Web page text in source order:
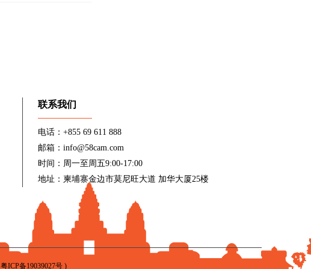
联系我们
电话：+855 69 611 888
邮箱：info@58cam.com
时间：周一至周五9:00-17:00
地址：柬埔寨金边市莫尼旺大道 加华大厦25楼
粤ICP备19039027号)